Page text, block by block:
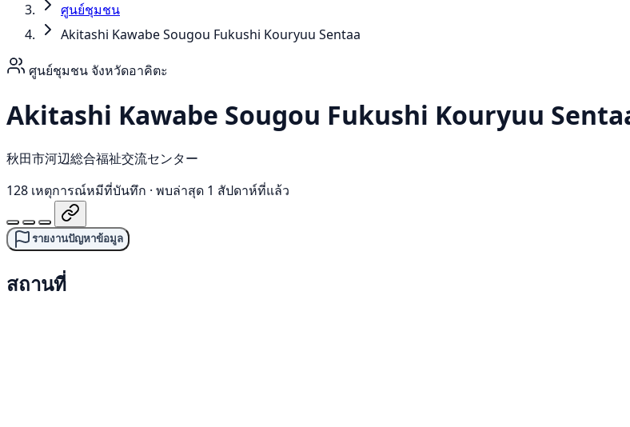
ศูนย์ชุมชน
Akitashi Kawabe Sougou Fukushi Kouryuu Sentaa
ศูนย์ชุมชน จังหวัดอาคิตะ
Akitashi Kawabe Sougou Fukushi Kouryuu
秋田市河辺総合福祉交流センター
128 เหตุการณ์หมีที่บันทึก · พบล่าสุด 1 สัปดาห์ที่แล้ว
รายงานปัญหาข้อมูล
สถานที่